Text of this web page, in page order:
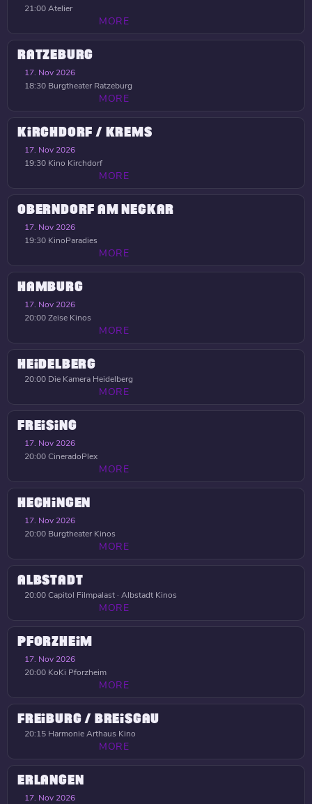
21:00Atelier
MORE
RATZEBURG
17. Nov 2026
18:30 Burgtheater Ratzeburg
MORE
KIRCHDORF / KREMS
17. Nov 2026
19:30 Kino Kirchdorf
MORE
OBERNDORF AM NECKAR
17. Nov 2026
19:30 KinoParadies
MORE
HAMBURG
17. Nov 2026
20:00Zeise Kinos
MORE
HEIDELBERG
20:00 Die Kamera Heidelberg
MORE
FREISING
17. Nov 2026
20:00CineradoPlex
MORE
HECHINGEN
17. Nov 2026
20:00 Burgtheater Kinos
MORE
ALBSTADT
20:00Capitol Filmpalast · Albstadt Kinos
MORE
PFORZHEIM
17. Nov 2026
20:00 KoKi Pforzheim
MORE
FREIBURG / BREISGAU
20:15 Harmonie Arthaus Kino
MORE
ERLANGEN
17. Nov 2026